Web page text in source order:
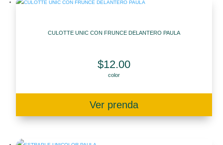
CULOTTE UNIC CON FRUNCE DELANTERO PAULA
$12.00
color
Ver prenda